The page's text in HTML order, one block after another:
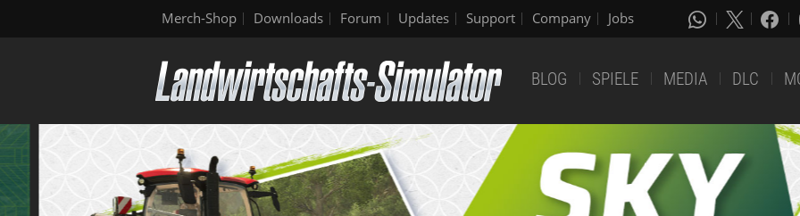
Merch-Shop Downloads Forum Updates Support Company Jobs
BLOG SPIELE MEDIA DLC